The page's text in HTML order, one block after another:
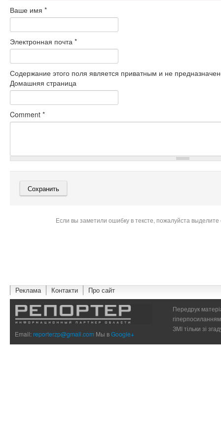
Ваше имя *
Электронная почта *
Содержание этого поля является приватным и не
Домашняя страница
Comment *
Если вы заметили ошибку в тексте, пожалуйста
Реклама Контакти Про сайт
Email:reporterzp@gmail.com Мы вGoogle+
Передрук
ЗМІ тільки зі